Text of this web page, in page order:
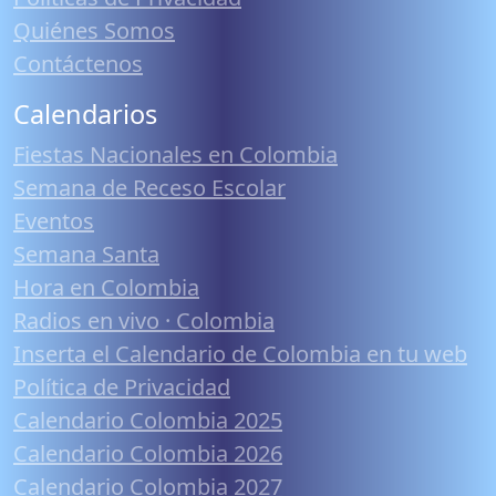
Quiénes Somos
Contáctenos
Calendarios
Fiestas Nacionales en Colombia
Semana de Receso Escolar
Eventos
Semana Santa
Hora en Colombia
Radios en vivo · Colombia
Inserta el Calendario de Colombia en tu web
Política de Privacidad
Calendario Colombia 2025
Calendario Colombia 2026
Calendario Colombia 2027